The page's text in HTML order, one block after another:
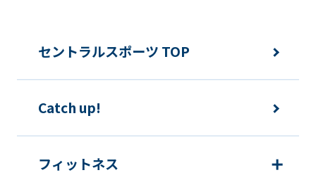
セントラルスポーツ TOP
Catch up!
フィットネス